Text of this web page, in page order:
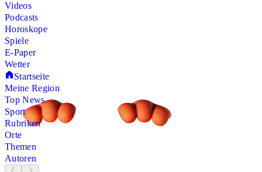
Videos
Podcasts
Horoskope
Spiele
E-Paper
Wetter
Startseite
Meine Region
Top News
Sport
Rubriken
Orte
Themen
Autoren